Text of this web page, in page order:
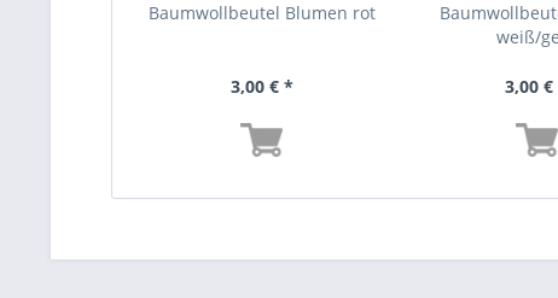
Baumwollbeutel Blumen rot
3,00 € *
weiß/
3,00